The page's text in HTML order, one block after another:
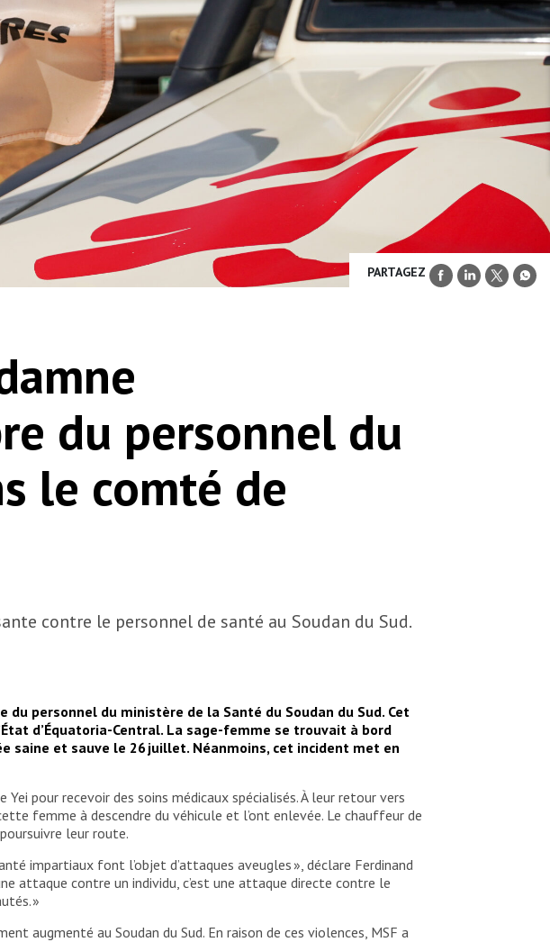
PARTAGEZ
du personnel du
le comté de
contre le personnel de santé au Soudan du Sud.
du personnel du ministère de la Santé du Soudan du Sud. Cet
d’Équatoria-Central. La sage-femme se trouvait à bord
saine et sauve le 26 juillet. Néanmoins, cet incident met en
pour recevoir des soins médicaux spécialisés. À leur retour vers
femme à descendre du véhicule et l’ont enlevée. Le chauffeur de
leur route.
impartiaux font l’objet d’attaques aveugles », déclare Ferdinand
attaque contre un individu, c’est une attaque directe contre le
»
augmenté au Soudan du Sud. En raison de ces violences, MSF a